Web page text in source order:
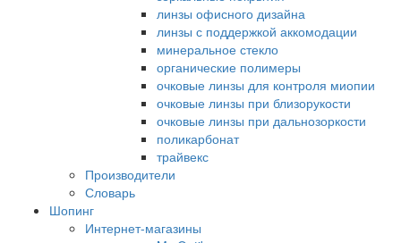
линзы офисного дизайна
линзы с поддержкой аккомодации
минеральное стекло
органические полимеры
очковые линзы для контроля миопии
очковые линзы при близорукости
очковые линзы при дальнозоркости
поликарбонат
трайвекс
Производители
Словарь
Шопинг
Интернет-магазины